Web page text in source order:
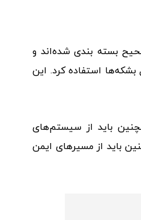
بسته بندی شده‌اند و
استفاده کرد. این
باید از سیستم‌های
باید از مسیرهای ایمن